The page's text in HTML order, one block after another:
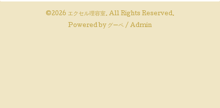
©2026 エクセル理容室. All Rights Reserved.
Powered by グーペ / Admin